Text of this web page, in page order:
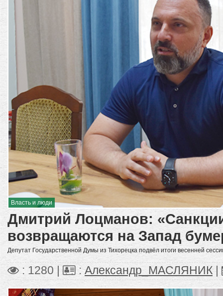
Власть и люди
Дмитрий Лоцманов:
возвращаются на Запад
Депутат Государственной Думы из Тихорецка подвёл итоги весенней
: 1280 | :Александр_МАСЛЯНИК